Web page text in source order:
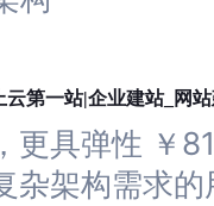
第一站|企业建站_ 网站
更具弹性 ￥
杂架构需求的